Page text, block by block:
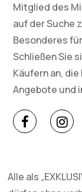
Mitglied des
auf der Suche
Besonderes
Schließen Sie
Käufern an,
Angebote und
Alle als